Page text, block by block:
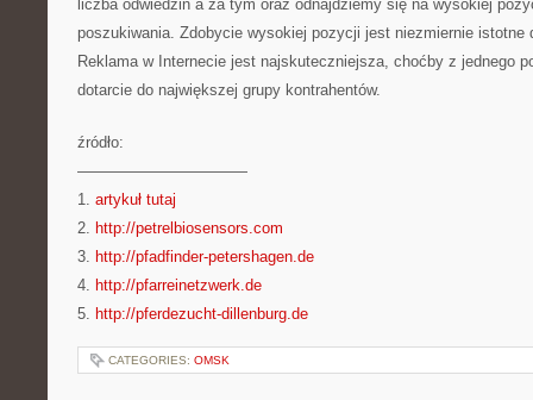
liczba odwiedzin a za tym oraz odnajdziemy się na wysokiej
poszukiwania. Zdobycie wysokiej pozycji jest niezmiernie istotne
Reklama w Internecie jest najskuteczniejsza, choćby z jednego
dotarcie do największej grupy kontrahentów.
źródło:
———————————
1. artykuł tutaj
2. http://petrelbiosensors.com
3. http://pfadfinder-petershagen.de
4. http://pfarreinetzwerk.de
5. http://pferdezucht-dillenburg.de
CATEGORIES: OMSK